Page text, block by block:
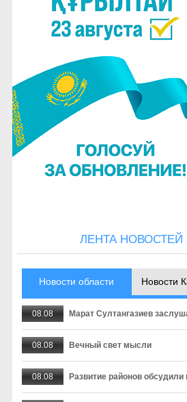
ЛЕНТА НОВОСТЕЙ
Новости области Новости
08.08 Марат Султангазиев
08.08 Вечный свет мысли
08.08 Развитие районов обсудили